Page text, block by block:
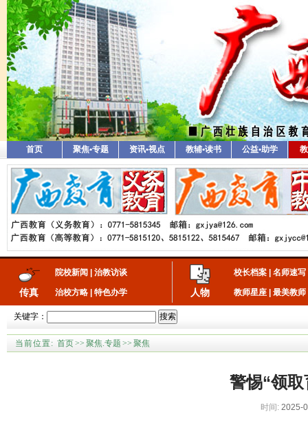
首页 聚焦•专题 资讯•视点 教辅•读书 公益•助学
传真
院校新闻 治教访谈
治校方略 特色办学 人物
校长档案 名师速写
教师星座 最美教师
关键字： 搜索
当前位置: 首页>> 聚焦.专题 >> 聚焦
警惕“领
时间: 2025-